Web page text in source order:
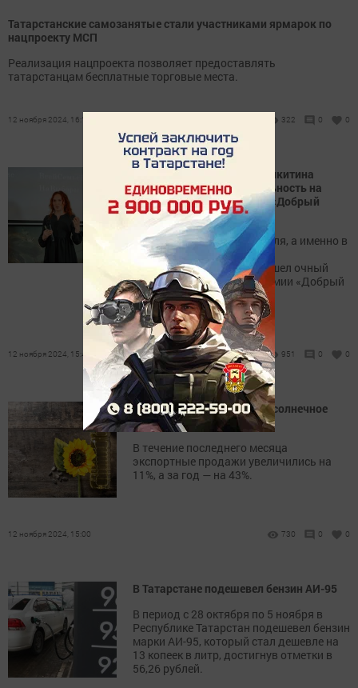
Татарстанские самозанятые стали участниками ярмарок по
нацпроекту МСП
Реализация нацпроекта позволяет предоставлять
татарстанцам бесплатные торговые места.
12 ноября 2024, 16:18 322 0 0
Менделеевчанка Софья Никитина
представила свою деятельность на
Республиканской премии «Добрый
Татарстан»
В здании Казанского Кремля, а именно в
музее-мемориале Великой
Отечественной войны прошел очный
этап Республиканской премии «Добрый
Татарстан»
12 ноября 2024, 15:41 951 0 0
В России подорожало подсолнечное
масло
В течение последнего месяца
экспортные продажи увеличились на
11%, а за год — на 43%.
12 ноября 2024, 15:00 730 0 0
В Татарстане подешевел бензин АИ-95
В период с 28 октября по 5 ноября в
Республике Татарстан подешевел бензин
марки АИ-95, который стал дешевле на
13 копеек в литр, достигнув отметки в
56,26 рублей.